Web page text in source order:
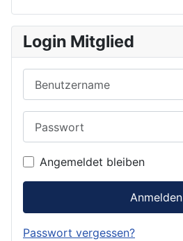
Login Mitglied
Angemeldet bleiben
Anmelden
Passwort vergessen?